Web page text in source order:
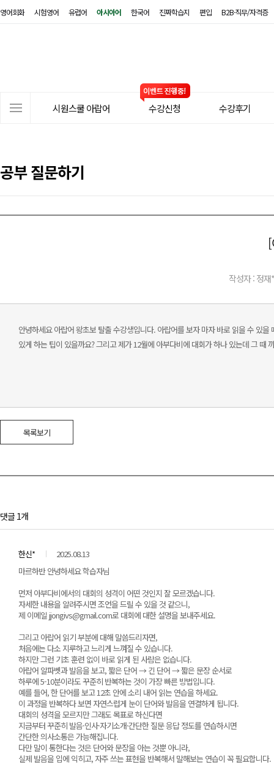
영어회화 시험영어 유럽어 아시아어 한국어 진짜학습지 편입 B2B·직무/자격증
시원스쿨 아랍어 수강신청 수강후기
공부 질문하기
작성자 : 정재
안녕하세요 아랍어 왕초보 탈출 수강생입니다. 아랍어를 보자 마자 바로 읽을 수 있
있게 하는 팁이 있을까요? 그리고 제가 12월에 아부다비에 대회가 하나 있는데 그 때
목록보기
댓글 1개
한신*
2025.08.13
마르하반 안녕하세요 학습자님
먼저 아부다비에서의 대회의 성격이 어떤 것인지 잘 모르겠습니다.
자세한 내용을 알려주시면 조언을 드릴 수 있을 것 같으니,
제 이메일 jjongivs@gmail.com로 대회에 대한 설명을 보내주세요.
그리고 아랍어 읽기 부분에 대해 말씀드리자면,
처음에는 다소 지루하고 느리게 느껴질 수 있습니다.
하지만 그런 기초 훈련 없이 바로 읽게 된 사람은 없습니다.
아랍어 알파벳과 발음을 보고, 짧은 단어 → 긴 단어 → 짧은 문장 순서로
하루에 5-10분이라도 꾸준히 반복하는 것이 가장 빠른 방법입니다.
예를 들어, 한 단어를 보고 12초 안에 소리 내어 읽는 연습을 하세요.
이 과정을 반복하다 보면 자연스럽게 눈이 단어와 발음을 연결하게 됩니다.
대회의 성격을 모르지만 그래도 목표로 하신다면
지금부터 꾸준히 발음·인사·자기소개·간단한 질문 응답 정도를 연습하시면
간단한 의사소통은 가능해집니다.
다만 말이 통한다는 것은 단어와 문장을 아는 것뿐 아니라,
실제 발음을 입에 익히고, 자주 쓰는 표현을 반복해서 말해보는 연습이 꼭 필요합니다.